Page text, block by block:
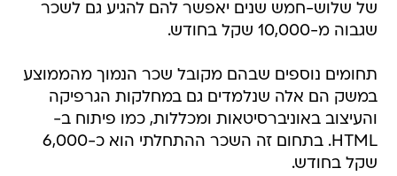
של שלוש-חמש שנים יאפשר להם להגיע גם לשכר
שגבוה מ-10,000 שקל בחודש.
תחומים נוספים שבהם מקובל שכר הנמוך מהממוצע
במשק הם אלה שנלמדים גם במחלקות הגרפיקה
והעיצוב באוניברסיטאות ומכללות, כמו פיתוח ב-
HTML. בתחום זה השכר ההתחלתי הוא כ-6,000
שקל בחודש.